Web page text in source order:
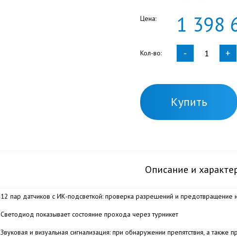
Цена: 1 398
Кол-во: - +
Купить
Описание и
12 пар датчиков с ИК-подсветкой: проверка разрешений и
Светодиод показывает состояние прохода через турникет
Звуковая и визуальная сигнализация: при обнаружении препятствия, а также